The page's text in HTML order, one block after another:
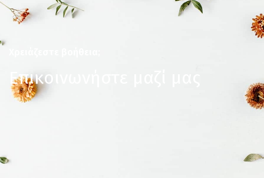
Επικοινωνήστε μαζί μας